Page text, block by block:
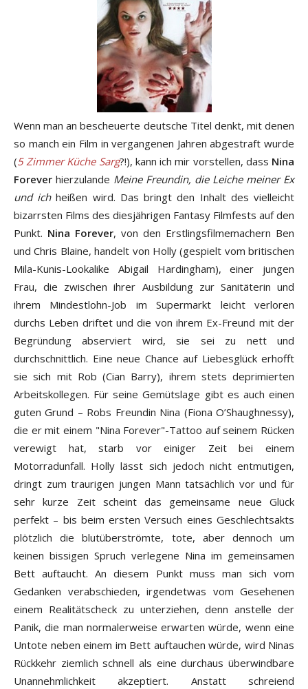
Wenn man an bescheuerte deutsche Titel denkt, mit denen
so manch ein Film in vergangenen Jahren abgestraft wurde
(5 Zimmer Küche Sarg?!), kann ich mir vorstellen, dass Nina
Forever hierzulande Meine Freundin, die Leiche meiner Ex
und ichheißen wird. Das bringt den Inhalt des vielleicht
bizarrsten Films des diesjährigen Fantasy Filmfests auf den
Punkt. Nina Forever, von den Erstlingsfilmemachern Ben
und Chris Blaine, handelt von Holly (gespielt vom britischen
Mila-Kunis-Lookalike Abigail Hardingham), einer jungen
Frau, die zwischen ihrer Ausbildung zur Sanitäterin und
ihrem Mindestlohn-Job im Supermarkt leicht verloren
durchs Leben driftet und die von ihrem Ex-Freund mit der
Begründung abserviert wird, sie sei zu nett und
durchschnittlich. Eine neue Chance auf Liebesglück erhofft
sie sich mit Rob (Cian Barry), ihrem stets deprimierten
Arbeitskollegen. Für seine Gemütslage gibt es auch einen
guten Grund – Robs Freundin Nina (Fiona O’Shaughnessy),
die er mit einem "Nina Forever"-Tattoo auf seinem Rücken
verewigt hat, starb vor einiger Zeit bei einem
Motorradunfall. Holly lässt sich jedoch nicht entmutigen,
dringt zum traurigen jungen Mann tatsächlich vor und für
sehr kurze Zeit scheint das gemeinsame neue Glück
perfekt – bis beim ersten Versuch eines Geschlechtsakts
plötzlich die blutüberströmte, tote, aber dennoch um
keinen bissigen Spruch verlegene Nina im gemeinsamen
Bett auftaucht. An diesem Punkt muss man sich vom
Gedanken verabschieden, irgendetwas vom Gesehenen
einem Realitätscheck zu unterziehen, denn anstelle der
Panik, die man normalerweise erwarten würde, wenn eine
Untote neben einem im Bett auftauchen würde, wird Ninas
Rückkehr ziemlich schnell als eine durchaus überwindbare
Unannehmlichkeit akzeptiert. Anstatt schreiend